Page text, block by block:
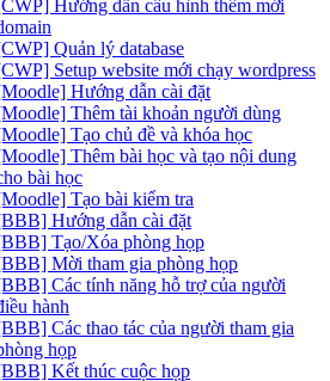
[CWP] Hướng dẫn cấu hình thêm mới
Quản lý database
Setup website mới chạy wordpress
Hướng dẫn cài đặt
Thêm tài khoản người dùng
Tạo chủ đề và khóa học
Thêm bài học và tạo nội dung
bài học
Tạo bài kiểm tra
Hướng dẫn cài đặt
Tạo/Xóa phòng họp
Mời tham gia phòng họp
Các tính năng hỗ trợ của người
hành
Các thao tác của người tham gia
họp
Kết thúc cuộc họp